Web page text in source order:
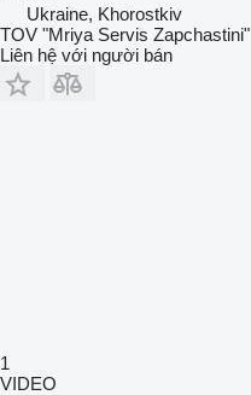
Ukraine, Khorostkiv
TOV "Mriya Servis Zapchastini"
Liên hệ với người bán
1
VIDEO